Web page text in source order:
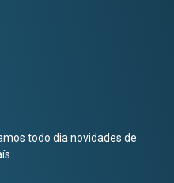
todo dia novidades de